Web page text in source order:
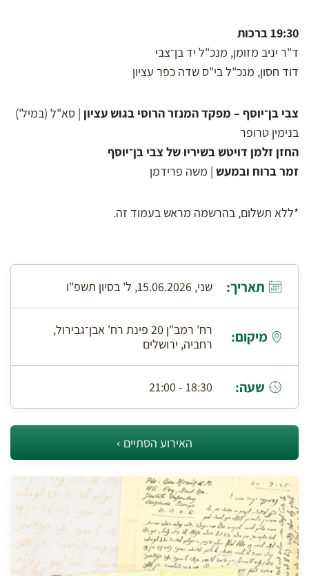
19:30 ברכות
ד"ר יניב מזומן, מנכ"ל יד בן־צבי
דוד חסון, מנכ"ל בי"ס שדה כפר עציון
צבי בן־יוסף – מפקד המנזר הרוסי בגוש עציון | סא"ל (במיל')
בנימין טרופר
החזן זלמן דויטש בשיריו של צבי בן־יוסף
זמר ברוח ובמעש | משה פרידמן
*ללא תשלום, בהרשמה מראש בעמוד זה.
תאריך: שני, 15.06.2026, ל' בסיון תשפ"ו
מיקום:
רח' רמב"ן 20 פינת רח' אבן־גבירול,
רחביה, ירושלים
שעה: 18:30 - 21:00
האירוע הסתיים